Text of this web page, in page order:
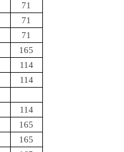
71
71
71
165
114
114
114
165
165